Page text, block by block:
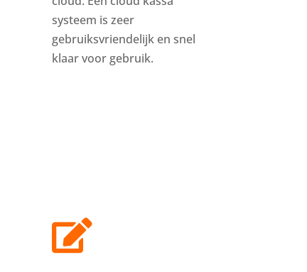
systeem is zeer
gebruiksvriendelijk en snel
klaar voor gebruik.
